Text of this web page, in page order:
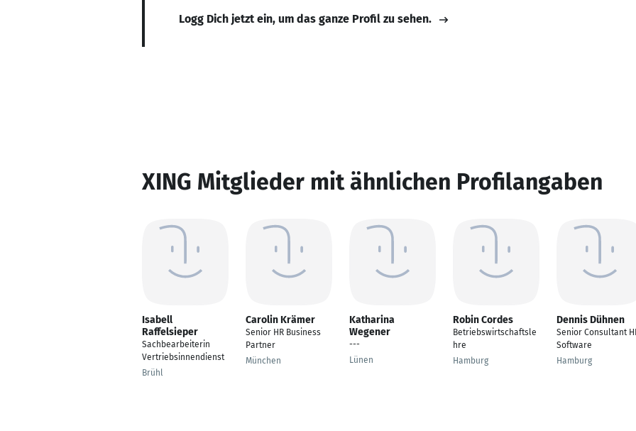
Logg Dich jetzt ein, um das ganze Profil zu sehen.
XING Mitglieder mit ähnlichen Profilangaben
Isabell
Raffelsieper
Sachbearbeiterin
Vertriebsinnendienst
Brühl
Carolin Krämer
Senior HR Business
Partner
München
Katharina
Wegener
---
Lünen
Robin Cordes
Betriebswirtschaftsle
hre
Hamburg
Dennis Dühnen
Senior Consultant
Software
Hamburg